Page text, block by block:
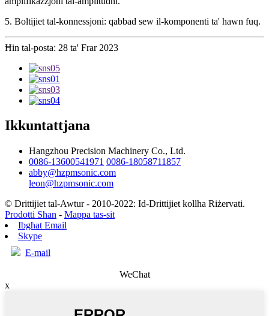
5. Boltijiet tal-konnessjoni: qabbad sew il-komponenti ta' hawn fuq.
Ħin tal-posta: 28 ta' Frar 2023
Ikkuntattjana
Hangzhou Precision Machinery Co., Ltd.
0086-13600541971 0086-18058711857
abby@hzpmsonic.com
leon@hzpmsonic.com
© Drittijiet tal-Awtur - 2010-2022: Id-Drittijiet kollha Riżervati.
Prodotti Sħan - Mappa tas-sit
Ibgħat Email
Skype
E-mail
WeChat
x